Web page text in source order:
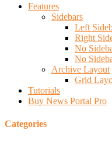
Features
Sidebars
Left
Right
No
No
Archive Layout
Grid
Tutorials
Buy News Portal Pro
Categories